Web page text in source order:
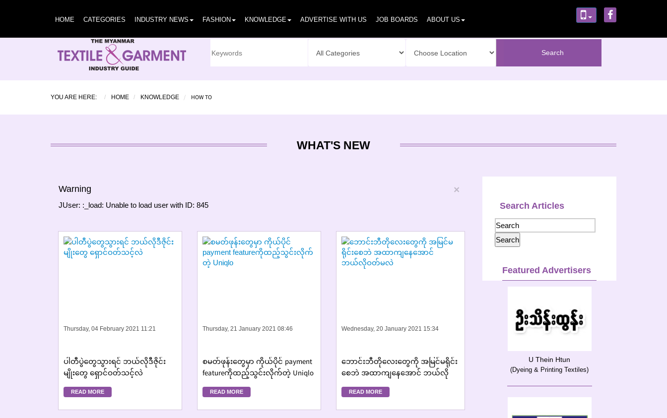
HOME CATEGORIES INDUSTRY NEWS FASHION KNOWLEDGE ADVERTISE WITH US JOB BOARDS ABOUT US
YOU ARE HERE: HOME KNOWLEDGE HOW TO
WHAT'S NEW
×
Warning
JUser: :_load: Unable to load user with ID: 845
Thursday, 04 February 2021 11:21
ပါတီပွဲတွေသွားရင် ဘယ်လိုဒီဇိုင်း
မျိုးတွေ ရှောင်ဝတ်သင့်လဲ
READ MORE
Thursday, 21 January 2021 08:46
စမတ်ဖုန်းတွေမှာ ကိုယ်ပိုင် payment
featureကိုထည့်သွင်းလိုက်တဲ့ Uniqlo
READ MORE
Wednesday, 20 January 2021 15:34
ဘောင်းဘီတိုလေးတွေကို အမြင်မရိုင်း
စေဘဲ အထာကျနေအောင် ဘယ်လို
ဝတ်မလဲ
READ MORE
Search Articles
Featured Advertisers
U Thein Htun
(Dyeing & Printing Textiles)